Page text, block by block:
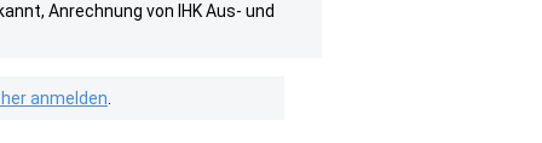
Anrechnung von IHK Aus- und
anmelden